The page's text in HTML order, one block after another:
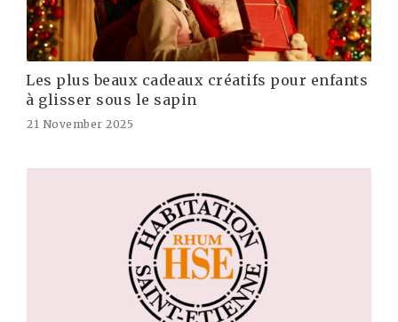
Les plus beaux cadeaux créatifs pour enfants
à glisser sous le sapin
21 November 2025